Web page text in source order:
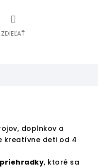
ZDIEĽAŤ
doplnkov a
kreatívne deti od 4
priehradky, ktoré sa